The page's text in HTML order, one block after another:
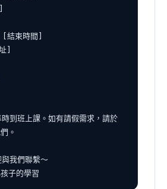
束時間]
]
到班上課。如有請假需求，請於
。
我們聯繫～
子的學習